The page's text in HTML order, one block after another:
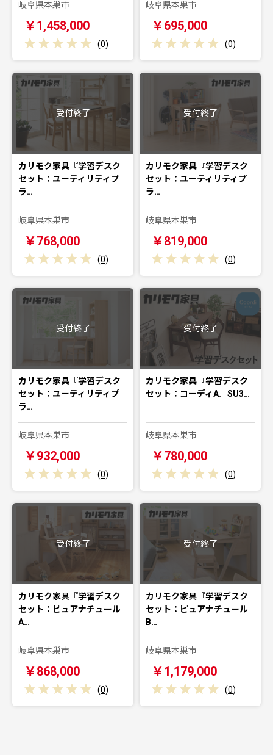
岐阜県本巣市
￥1,458,000
(0)
岐阜県本巣市
￥695,000
(0)
受付終了
カリモク家具『学習デスク
セット：ユーティリティプ
ラ…
岐阜県本巣市
￥768,000
(0)
受付終了
カリモク家具『学習デスク
セット：ユーティリティプ
ラ…
岐阜県本巣市
￥819,000
(0)
受付終了
カリモク家具『学習デスク
セット：ユーティリティプ
ラ…
岐阜県本巣市
￥932,000
(0)
受付終了
カリモク家具『学習デスク
セット：コーディA』SU3…
岐阜県本巣市
￥780,000
(0)
受付終了
カリモク家具『学習デスク
セット：ピュアナチュール
A…
岐阜県本巣市
￥868,000
(0)
受付終了
カリモク家具『学習デスク
セット：ピュアナチュール
B…
岐阜県本巣市
￥1,179,000
(0)